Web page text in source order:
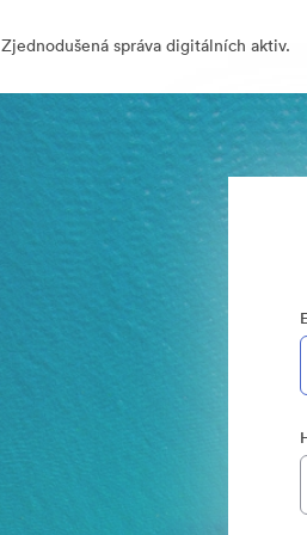
Zjednodušená správa digitálních aktiv.